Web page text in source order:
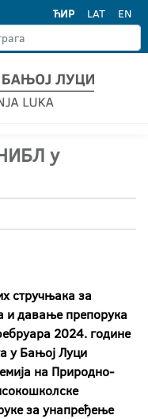
ЋИР LAT EN
у
стручњака за
и давање препорука
2024. године
у Бањој Луци
на Природно-
за унапређење